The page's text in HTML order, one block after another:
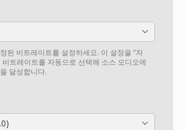
된 비트레이트를 설정하세요. 이 설정을 “자
비트레이트를 자동으로 선택해 소스 오디오에
달성합니다.